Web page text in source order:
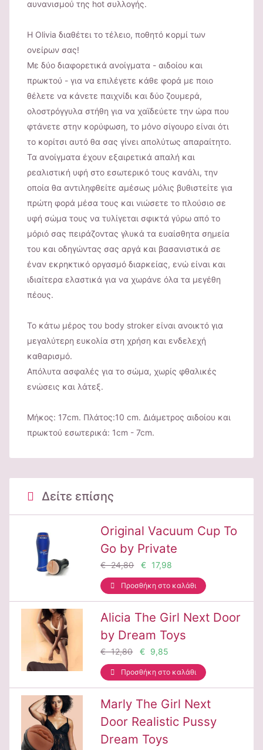
αυνανισμού της hot συλλογής.
Η Olivia διαθέτει το τέλειο, ποθητό κορμί των
ονείρων σας!
Με δύο διαφορετικά ανοίγματα - αιδοίου και
πρωκτού - για να επιλέγετε κάθε φορά με ποιο
θέλετε να κάνετε παιχνίδι και δύο ζουμερά,
ολοστρόγγυλα στήθη για να χαϊδεύετε την ώρα που
φτάνετε στην κορύφωση, το μόνο σίγουρο είναι ότι
το κορίτσι αυτό θα σας γίνει απολύτως απαραίτητο.
Τα ανοίγματα έχουν εξαιρετικά απαλή και
ρεαλιστική υφή στο εσωτερικό τους κανάλι, την
οποία θα αντιληφθείτε αμέσως μόλις βυθιστείτε για
πρώτη φορά μέσα τους και νιώσετε το πλούσιο σε
υφή σώμα τους να τυλίγεται σφικτά γύρω από το
μόριό σας πειράζοντας γλυκά τα ευαίσθητα σημεία
του και οδηγώντας σας αργά και βασανιστικά σε
έναν εκρηκτικό οργασμό διαρκείας, ενώ είναι και
ιδιαίτερα ελαστικά για να χωράνε όλα τα μεγέθη
πέους.
Το κάτω μέρος του body stroker είναι ανοικτό για
μεγαλύτερη ευκολία στη χρήση και ενδελεχή
καθαρισμό.
Απόλυτα ασφαλές για το σώμα, χωρίς φθαλικές
ενώσεις και λάτεξ.
Μήκος: 17cm. Πλάτος:10 cm. Διάμετρος αιδοίου και
πρωκτού εσωτερικά: 1cm - 7cm.
Δείτε επίσης
Original Vacuum Cup To
Go by Private
€ 24,80 € 17,98
Προσθήκη στο καλάθι
Alicia The Girl Next Door
by Dream Toys
€ 12,80 € 9,85
Προσθήκη στο καλάθι
Marly The Girl Next
Door Realistic Pussy
Dream Toys